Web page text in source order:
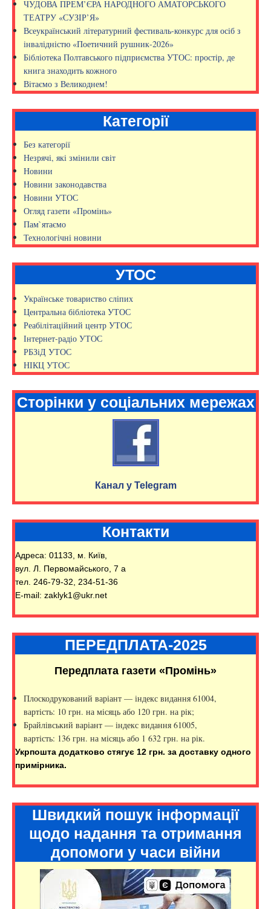
ЧУДОВА ПРЕМ’ЄРА НАРОДНОГО АМАТОРСЬКОГО
ТЕАТРУ «СУЗІР’Я»
Всеукраїнський літературний фестиваль-конкурс для осіб з
інвалідністю «Поетичний рушник-2026»
Бібліотека Полтавського підприємства УТОС: простір, де
книга знаходить кожного
Вітаємо з Великоднем!
Категорії
Без категорії
Незрячі, які змінили світ
Новини
Новини законодавства
Новини УТОС
Огляд газети «Промінь»
Пам`ятаємо
Технологічні новини
УТОС
Українське товариство сліпих
Центральна бібліотека УТОС
Реабілітаційний центр УТОС
Інтернет-радіо УТОС
РБЗіД УТОС
НІКЦ УТОС
Сторінки у соціальних мережах
Канал у Telegram
Контакти
Адреса: 01133, м. Київ,
вул. Л. Первомайського, 7 а
тел. 246-79-32, 234-51-36
E-mail: zaklyk1@ukr.net
ПЕРЕДПЛАТА-2025
Передплата газети «Промінь»
Плоскодрукований варіант — індекс видання 61004,
вартість: 10 грн. на місяць або 120 грн. на рік;
Брайлівський варіант — індекс видання 61005,
вартість: 136 грн. на місяць або 1 632 грн. на рік.
Укрпошта додатково стягує 12 грн. за доставку одного
примірника.
Швидкий пошук інформації
щодо надання та отримання
допомоги у часи війни